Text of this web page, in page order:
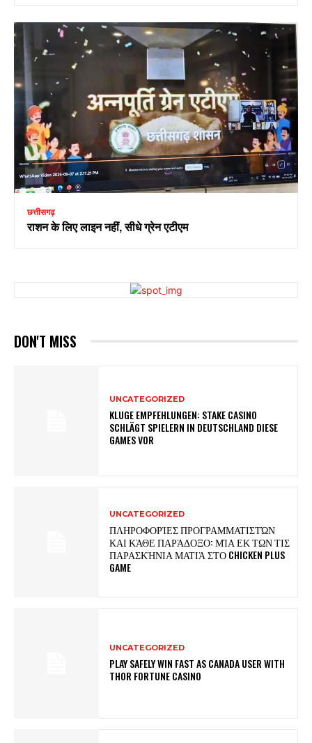
छत्तीसगढ़
राशन के लिए लाइन नहीं, सीधे ग्रेन एटीएम
DON'T MISS
UNCATEGORIZED
KLUGE EMPFEHLUNGEN: STAKE CASINO
SCHLÄGT SPIELERN IN DEUTSCHLAND DIESE
GAMES VOR
UNCATEGORIZED
ΠΛΗΡΟΦΟΡΊΕΣ ΠΡΟΓΡΑΜΜΑΤΙΣΤΏΝ
ΚΑΙ ΚΆΘΕ ΠΑΡΆΔΟΞΟ: ΜΊΑ ΕΚ ΤΩΝ ΤΙΣ
ΠΑΡΑΣΚΉΝΙΑ ΜΑΤΙΆ ΣΤΟ CHICKEN PLUS
GAME
UNCATEGORIZED
PLAY SAFELY WIN FAST AS CANADA USER WITH
THOR FORTUNE CASINO